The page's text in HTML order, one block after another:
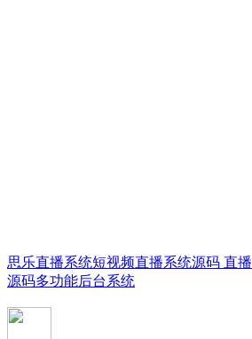
思乐直播系统短视频直播系统源码 直
源码多功能后台系统